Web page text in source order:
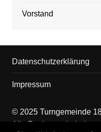
Vorstand
Datenschutzerklärung
Impressum
© 2025 Turngemeinde
Alle Rechte vorbehalten